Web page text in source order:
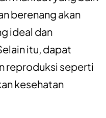
berenang akan
ideal dan
itu, dapat
reproduksi seperti
kesehatan